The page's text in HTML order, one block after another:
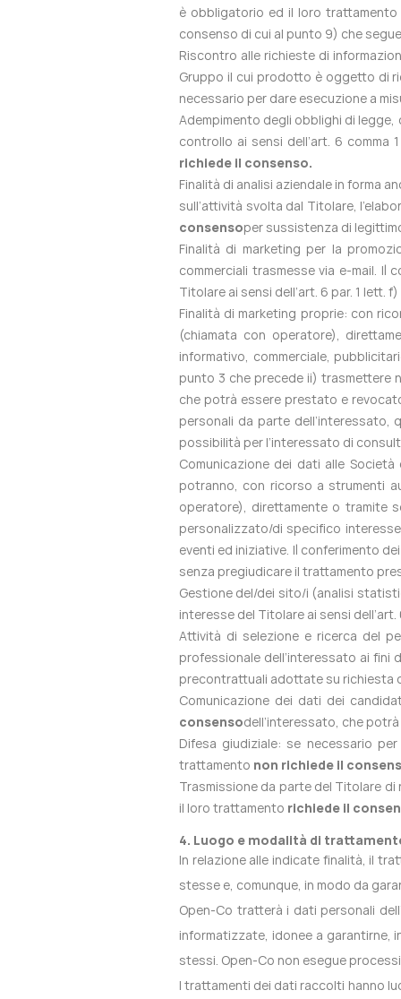
è obbligatorio ed il loro trattamento
consenso di cui al punto 9) che
Riscontro alle richieste di
Gruppo il cui prodotto è oggetto di
necessario per dare esecuzione a
Adempimento degli obblighi di
controllo ai sensi dell’art. 6
richiede il consenso.
Finalità di analisi aziendale in forma
sull’attività svolta dal Titolare,
consensoper sussistenza di
Finalità di marketing per la
commerciali trasmesse via e-mail.
Titolare ai sensi dell’art. 6 par. 1 lett.
Finalità di marketing proprie: con
(chiamata con operatore),
informativo, commerciale,
punto 3 che precede ii) trasmettere
che potrà essere prestato e
personali da parte dell’interessato,
possibilità per l’interessato di
Comunicazione dei dati alle
potranno, con ricorso a strumenti
operatore), direttamente o tramite
personalizzato/di specifico
eventi ed iniziative. Il conferimento
senza pregiudicare il trattamento
Gestione del/dei sito/i (analisi
interesse del Titolare ai sensi
Attività di selezione e ricerca del
professionale dell’interessato ai fini
precontrattuali adottate su richiesta
Comunicazione dei dati dei
consensodell’interessato, che
Difesa giudiziale: se necessario
trattamento non richiede il
Trasmissione da parte del Titolare
il loro trattamento richiede il
4. Luogo e modalità di
In relazione alle indicate finalità, il
stesse e, comunque, in modo da
Open-Co tratterà i dati personali
informatizzate, idonee a garantirne,
stessi. Open-Co non esegue
I trattamenti dei dati raccolti hanno